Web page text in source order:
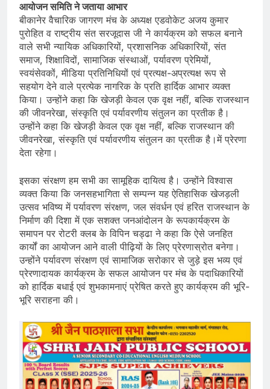
आयोजन समिति ने जताया आभार
बीकानेर वैचारिक जागरण मंच के अध्यक्ष एडवोकेट अजय कुमार
पुरोहित व राष्ट्रीय संत सरजूदास जी ने कार्यक्रम को सफल बनाने
वाले सभी न्यायिक अधिकारियों, प्रशासनिक अधिकारियों, संत
समाज, शिक्षाविदों, सामाजिक संस्थाओं, पर्यावरण प्रेमियों,
स्वयंसेवकों, मीडिया प्रतिनिधियों एवं प्रत्यक्ष-अप्रत्यक्ष रूप से
सहयोग देने वाले प्रत्येक नागरिक के प्रति हार्दिक आभार व्यक्त
किया। उन्होंने कहा कि खेजड़ी केवल एक वृक्ष नहीं, बल्कि राजस्थान
की जीवनरेखा, संस्कृति एवं पर्यावरणीय संतुलन का प्रतीक है।
उन्होंने कहा कि खेजड़ी केवल एक वृक्ष नहीं, बल्कि राजस्थान की
जीवनरेखा, संस्कृति एवं पर्यावरणीय संतुलन का प्रतीक है।में प्रेरणा
देता रहेगा।
इसका संरक्षण हम सभी का सामूहिक दायित्व है। उन्होंने विश्वास
व्यक्त किया कि जनसहभागिता से सम्पन्न यह ऐतिहासिक खेजड़ली
उत्सव भविष्य में पर्यावरण संरक्षण, जल संवर्धन एवं हरित राजस्थान के
निर्माण की दिशा में एक सशक्त जनआंदोलन के रूपकार्यक्रम के
समापन पर रोटरी क्लब के विपिन चड्ढा ने कहा कि ऐसे जनहित
कार्यों का आयोजन आने वाली पीढ़ियों के लिए प्रेरणास्रोत बनेगा।
उन्होंने पर्यावरण संरक्षण एवं सामाजिक सरोकार से जुड़े इस भव्य एवं
प्रेरणादायक कार्यक्रम के सफल आयोजन पर मंच के पदाधिकारियों
को हार्दिक बधाई एवं शुभकामनाएं प्रेषित करते हुए कार्यक्रम की भूरि-
भूरि सराहना की।